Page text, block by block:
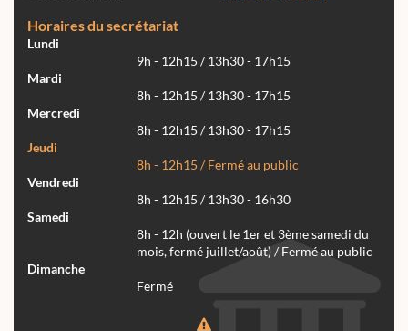
Horaires du secrétariat
Lundi
9h - 12h15 / 13h30 - 17h15
Mardi
8h - 12h15 / 13h30 - 17h15
Mercredi
8h - 12h15 / 13h30 - 17h15
Jeudi
8h - 12h15 / Fermé au public
Vendredi
8h - 12h15 / 13h30 - 16h30
Samedi
8h - 12h (ouvert le 1er et 3ème samedi du
mois, fermé juillet/août) / Fermé au public
Dimanche
Fermé